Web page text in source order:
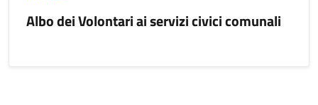
Albo dei Volontari ai servizi civici comunali